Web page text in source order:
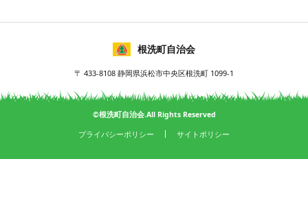
根洗町自治会
〒 433-8108 静岡県浜松市中央区根洗町 1099-1
©根洗町自治会.All Rights Reserved
プライバシーポリシー サイトポリシー